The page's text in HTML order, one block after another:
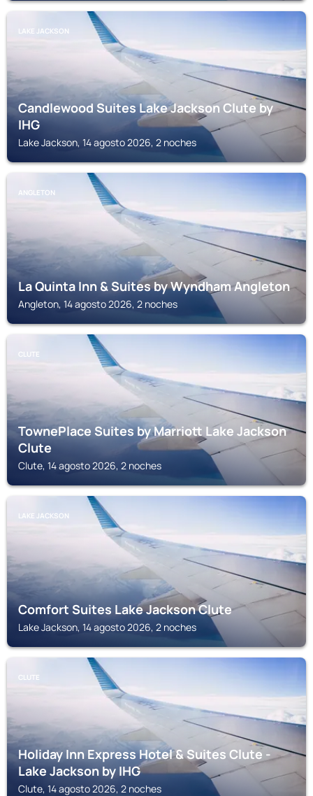
LAKE JACKSON
Candlewood Suites Lake Jackson Clute by
IHG
Lake Jackson, 14 agosto 2026, 2 noches
ANGLETON
La Quinta Inn & Suites by Wyndham Angleton
Angleton, 14 agosto 2026, 2 noches
CLUTE
TownePlace Suites by Marriott Lake Jackson
Clute
Clute, 14 agosto 2026, 2 noches
LAKE JACKSON
Comfort Suites Lake Jackson Clute
Lake Jackson, 14 agosto 2026, 2 noches
CLUTE
Holiday Inn Express Hotel & Suites Clute -
Lake Jackson by IHG
Clute, 14 agosto 2026, 2 noches